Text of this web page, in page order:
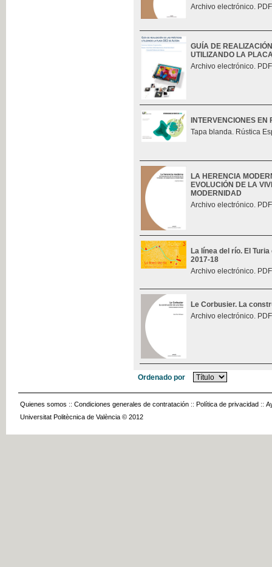
Archivo electrónico.
GUÍA DE
UTILIZANDO LA
Archivo electrónico.
INTERVENCIONES
Tapa blanda. Rústica
LA HERENCIA
EVOLUCIÓN DE LA
MODERNIDAD
Archivo electrónico.
La línea del río. El
2017-18
Archivo electrónico.
Le Corbusier. La
Archivo electrónico.
Ordenado por
Quienes somos :: Condiciones generales de contratación :: Política de privacidad ::
Universitat Politècnica de València © 2012